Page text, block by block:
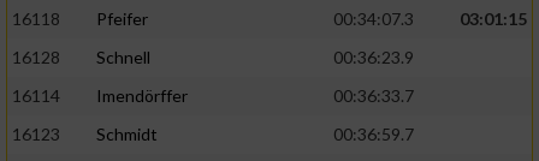
16118
Pfeifer 00:34:07.3
03:01:15
16128
Schnell
00:36:23.9
16114
Imendörffer
00:36:33.7
16123
Schmidt
00:36:59.7